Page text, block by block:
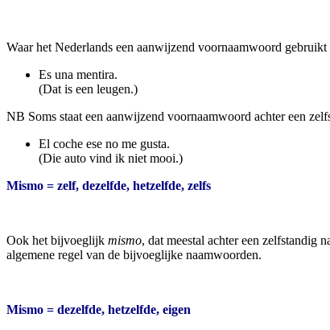
Waar het Nederlands een aanwijzend voornaamwoord
Es una mentira.
(Dat is een leugen.)
NB Soms staat een aanwijzend voornaamwoord achter een
El coche ese no me gusta.
(Die auto vind ik niet mooi.)
Mismo = zelf, dezelfde, hetzelfde, zelfs
Ook het bijvoeglijk mismo, dat meestal achter een zelfstandig
algemene regel van de bijvoeglijke naamwoorden.
Mismo = dezelfde, hetzelfde, eigen